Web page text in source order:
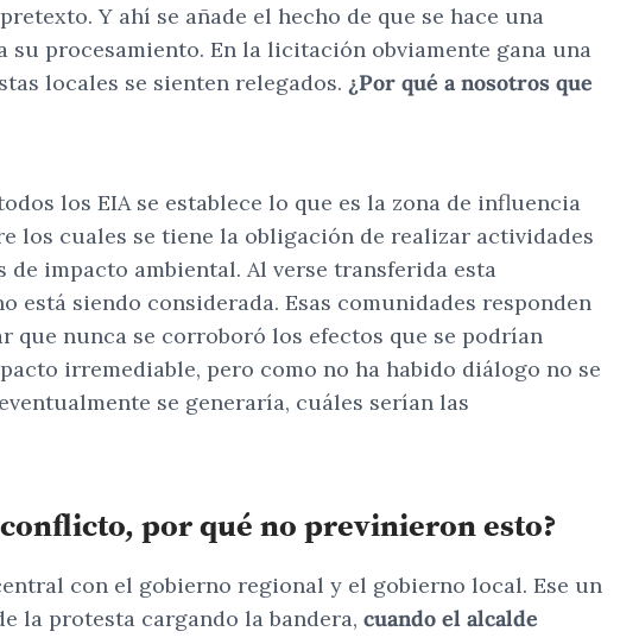
Y ahí se añade el hecho de que se hace una
procesamiento. En la licitación obviamente gana una
locales se sienten relegados. ¿Por qué a nosotros que
los EIA se establece lo que es la zona de influencia
los cuales se tiene la obligación de realizar actividades
impacto ambiental. Al verse transferida esta
siendo considerada. Esas comunidades responden
que nunca se corroboró los efectos que se podrían
irremediable, pero como no ha habido diálogo no se
se generaría, cuáles serían las
por qué no previnieron esto?
con el gobierno regional y el gobierno local. Ese un
la protesta cargando la bandera, cuando el alcalde